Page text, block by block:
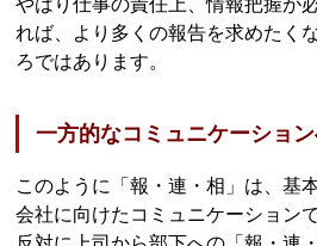
やはり仕事の責任上、情報把握が
れば、より多くの報告を求めたく
ろではあります。
一方的なコミュニケーショ
このように「報・連・相」は、基
会社に向けたコミュニケーション